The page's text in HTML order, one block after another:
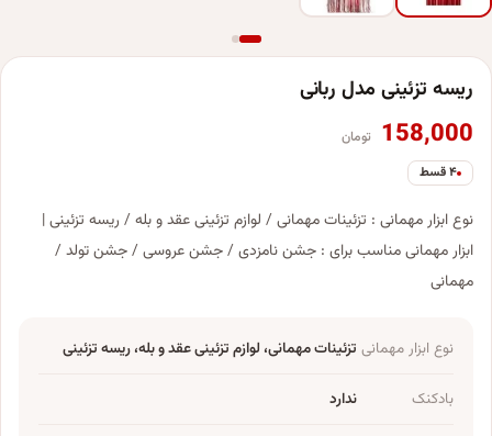
ریسه تزئینی مدل ربانی
158,000 تومان
۴ قسط
نوع ابزار مهمانی : تزئینات مهمانی / لوازم تزئینی عقد و بله / ریسه تزئینی |
ابزار مهمانی مناسب برای : جشن نامزدی / جشن عروسی / جشن تولد /
مهمانی
نوع ابزار مهمانی تزئینات مهمانی، لوازم تزئینی عقد و بله، ریسه تزئینی
بادکنک ندارد